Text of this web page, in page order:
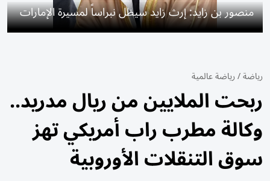
منصور بن زايد: إرث زايد سيظل نبراساً لمسيرة الإمارات
رياضة/رياضة عالمية
ربحت الملايين من ريال مدريد..
وكالة مطرب راب أمريكي تهز
سوق التنقلات الأوروبية